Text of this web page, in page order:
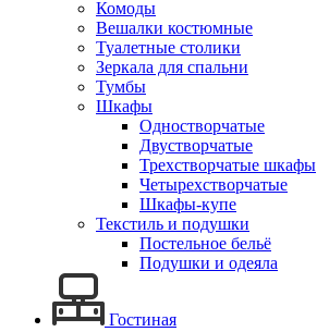
Комоды
Вешалки костюмные
Туалетные столики
Зеркала для спальни
Тумбы
Шкафы
Одностворчатые
Двустворчатые
Трехстворчатые шкафы
Четырехстворчатые
Шкафы-купе
Текстиль и подушки
Постельное бельё
Подушки и одеяла
Гостиная